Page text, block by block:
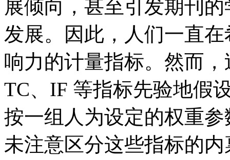
展倾向，甚至引发期刊
发展。因此，人们一直
响力的计量指标。然而
TC、IF 等指标先验地假
按一组人为设定的权重
未注意区分这些指标的